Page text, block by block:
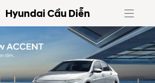
Hyundai Cầu Diễn